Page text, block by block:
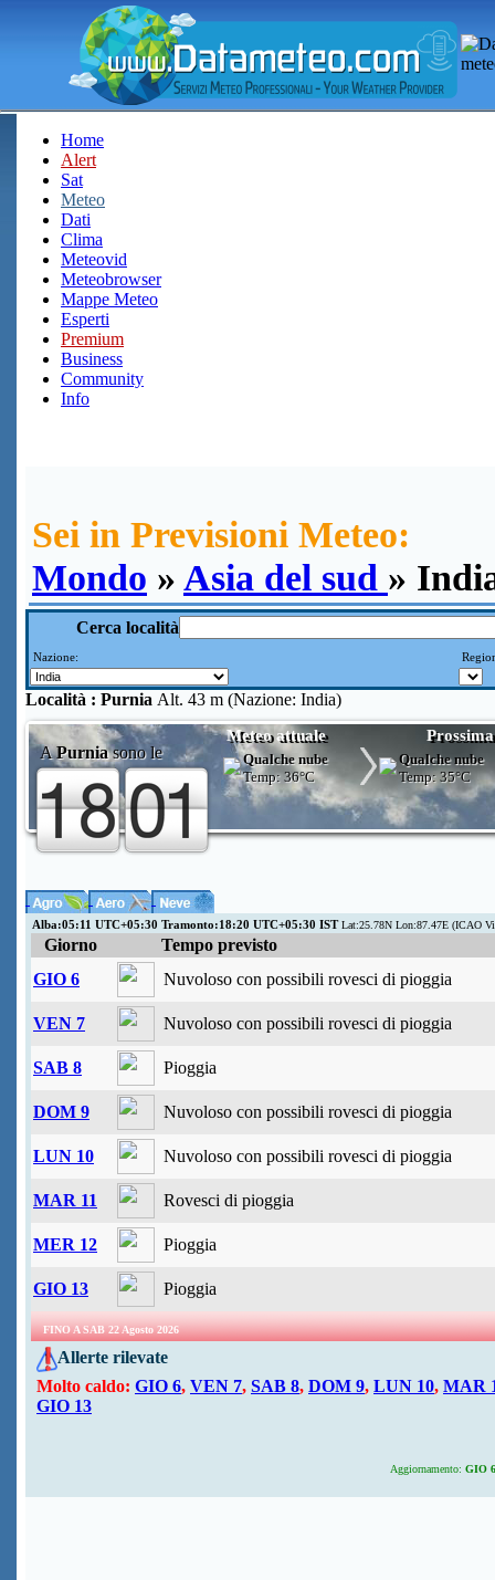
Home
Alert
Sat
Meteo
Dati
Clima
Meteovid
Meteobrowser
Mappe Meteo
Esperti
Premium
Business
Community
Info
Sei in Previsioni Meteo:
Mondo » Asia del sud »
Cerca località
Nazione:
Località : Purnia Alt. 43 m (Nazione: India)
APurniasono le
Meteo attuale
Qualche nube
Temp:36°C
Qualche nube
Temp:35°C
Alba:05:11 UTC+05:30 Tramonto:18:20 UTC+05:30 ISTLat:25.78N Lon:87.47E (ICAO
Giorno
Tempo previsto
GIO 6
Nuvoloso con possibili rovesci di pioggia
VEN 7 Nuvoloso con possibili rovesci di pioggia
SAB 8 Pioggia
DOM 9 Nuvoloso con possibili rovesci di pioggia
LUN 10 Nuvoloso con possibili rovesci di pioggia
MAR 11 Rovesci di pioggia
MER 12 Pioggia
GIO 13 Pioggia
FINO A SAB 22 Agosto 2026
Allerte rilevate
Molto caldo: GIO 6, VEN 7, SAB 8, DOM 9, LUN 10, MAR
GIO 13
Aggiornamento: GIO